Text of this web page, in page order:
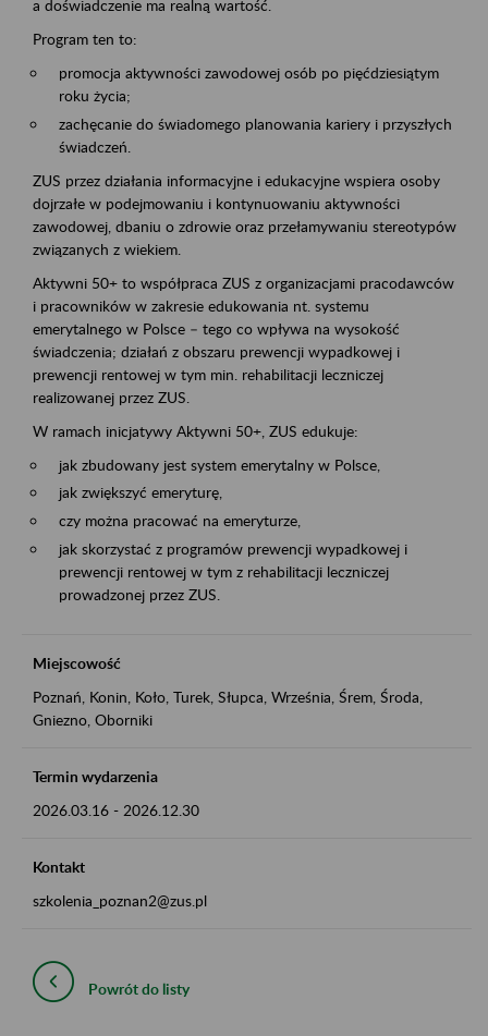
a doświadczenie ma realną wartość.
Program ten to:
promocja aktywności zawodowej osób po pięćdziesiątym
roku życia;
zachęcanie do świadomego planowania kariery i przyszłych
świadczeń.
ZUS przez działania informacyjne i edukacyjne wspiera osoby
dojrzałe w podejmowaniu i kontynuowaniu aktywności
zawodowej, dbaniu o zdrowie oraz przełamywaniu stereotypów
związanych z wiekiem.
Aktywni 50+ to współpraca ZUS z organizacjami pracodawców
i pracowników w zakresie edukowania nt. systemu
emerytalnego w Polsce – tego co wpływa na wysokość
świadczenia; działań z obszaru prewencji wypadkowej i
prewencji rentowej w tym min. rehabilitacji leczniczej
realizowanej przez ZUS.
W ramach inicjatywy Aktywni 50+, ZUS edukuje:
jak zbudowany jest system emerytalny w Polsce,
jak zwiększyć emeryturę,
czy można pracować na emeryturze,
jak skorzystać z programów prewencji wypadkowej i
prewencji rentowej w tym z rehabilitacji leczniczej
prowadzonej przez ZUS.
Miejscowość
Poznań, Konin, Koło, Turek, Słupca, Września, Śrem, Środa,
Gniezno, Oborniki
Termin wydarzenia
2026.03.16 - 2026.12.30
Kontakt
szkolenia_poznan2@zus.pl
Powrót do listy